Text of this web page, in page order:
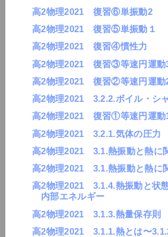
高2物理2021 復習⑥単振動2
高2物理2021 復習⑤単振動１
高2物理2021 復習④慣性力
高2物理2021 復習③等速円運動
高2物理2021 復習②等速円運動
高2物理2021 3.2.2.ボイル・シ
高2物理2021 復習①等速円運動
高2物理2021 3.2.1.気体の圧力
高2物理2021 3.1.熱振動と熱に
高2物理2021 3.1.熱振動と熱に
高2物理2021 3.1.4.熱振動と状
内部エネルギー
高2物理2021 3.1.3.熱量保存則
高2物理2021 3.1.1.熱とは〜